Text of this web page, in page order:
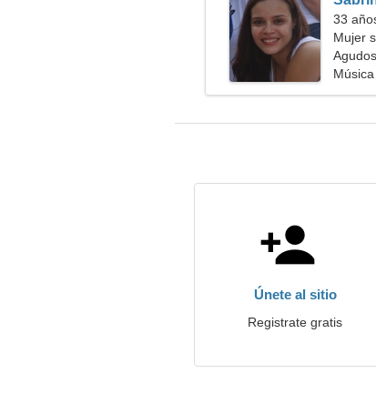
33
Mujer
Únete al sitio
Registrate gratis